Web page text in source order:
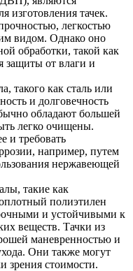
изготовления тачек.
легкостью
видом. Однако оно
обработки, такой как
защиты от влаги и
такого как сталь или
и долговечность
обладают большей
легко очищены.
и требовать
например, путем
нержавеющей
такие как
полиэтилен
и устойчивыми к
веществ. Тачки из
маневренностью и
Они также могут
зрения стоимости.